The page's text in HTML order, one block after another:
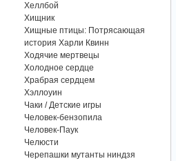
Хеллбой
Хищник
Хищные птицы: Потрясающая
история Харли Квинн
Ходячие мертвецы
Холодное сердце
Храбрая сердцем
Хэллоуин
Чаки / Детские игры
Человек-бензопила
Человек-Паук
Челюсти
Черепашки мутанты ниндзя